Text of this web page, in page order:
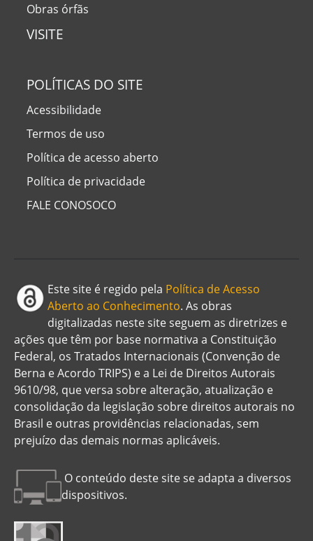
Obras órfãs
VISITE
POLÍTICAS DO SITE
Acessibilidade
Termos de uso
Política de acesso aberto
Política de privacidade
FALE CONOSOCO
Este site é regido pela Política de Acesso
Aberto ao Conhecimento. As obras
digitalizadas neste site seguem as diretrizes e
ações que têm por base normativa a Constituição
Federal, os Tratados Internacionais (Convenção de
Berna e Acordo TRIPS) e a Lei de Direitos Autorais
9610/98, que versa sobre alteração, atualização e
consolidação da legislação sobre direitos autorais no
Brasil e outras providências relacionadas, sem
prejuízo das demais normas aplicáveis.
O conteúdo deste site se adapta a diversos
dispositivos.